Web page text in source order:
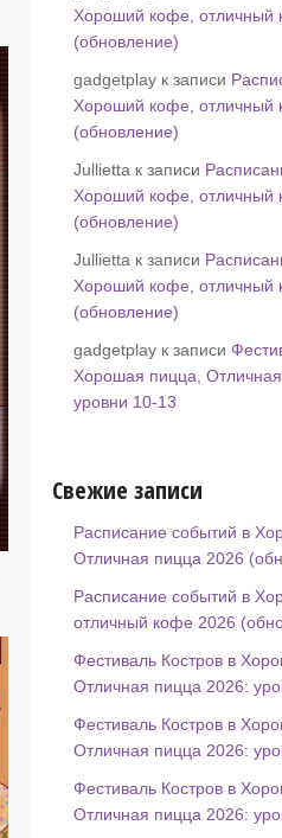
Хороший кофе, отличный
(обновление)
gadgetplay к записи
Хороший кофе, отличный
(обновление)
Jullietta к записи
Хороший кофе, отличный
(обновление)
Jullietta к записи
Хороший кофе, отличный
(обновление)
gadgetplay к записи
Хорошая пицца,
уровни 10-13
Свежие записи
Расписание событий в
Отличная пицца 2026
Расписание событий в
отличный кофе 2026
Фестиваль Костров в
Отличная пицца 2026:
Фестиваль Костров в
Отличная пицца 2026:
Фестиваль Костров в
Отличная пицца 2026: